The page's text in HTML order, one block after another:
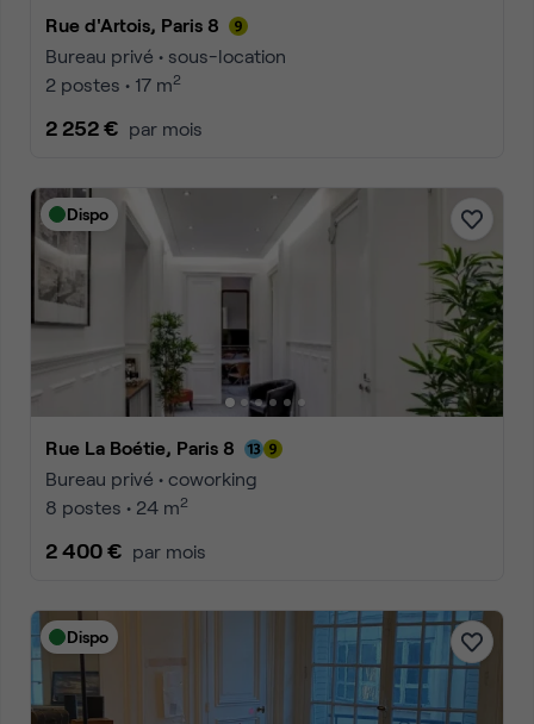
Rue d'Artois, Paris 8
Bureau privé • sous-location
2 postes • 17 m2
2 252 € par mois
Dispo
Rue La Boétie, Paris 8
Bureau privé • coworking
8 postes • 24 m2
2 400 € par mois
Dispo